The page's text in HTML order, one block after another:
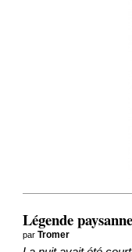
Légende paysanne
parTromer